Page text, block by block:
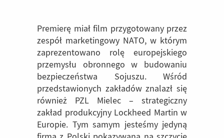
Premierę miał film przygotowany przez
zespół marketingowy NATO, w którym
zaprezentowano rolę europejskiego
przemysłu obronnego w budowaniu
bezpieczeństwa Sojuszu. Wśród
przedstawionych zakładów znalazł się
również PZL Mielec – strategiczny
zakład produkcyjny Lockheed Martin w
Europie. Tym samym jesteśmy jedyną